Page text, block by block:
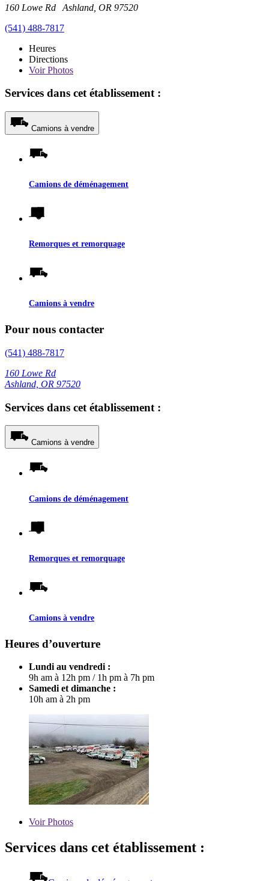
160 Lowe Rd Ashland, OR 97520
(541) 488-7817
Heures
Directions
VoirPhotos
Services dans cet établissement :
Camions à vendre
Camions de déménagement
Remorques et remorquage
Camions à vendre
Pour nous contacter
(541) 488-7817
160 Lowe Rd
Ashland, OR 97520
Services dans cet établissement :
Camions à vendre
Camions de déménagement
Remorques et remorquage
Camions à vendre
Heures d’ouverture
Lundi au vendredi :
9h am à 12h pm / 1h pm à 7h pm
Samedi et dimanche :
10h am à 2h pm
VoirPhotos
Services dans cet établissement :